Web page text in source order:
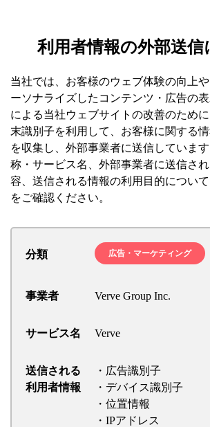
利用者情報の外部送信
当社では、お客様のウェブ体験の向上
ーソナライズしたコンテンツ・広告の
による当社ウェブサイトの改善のため
末識別子を利用して、お客様に関する情
を収集し、外部事業者に送信していま
称・サービス名、外部事業者に送信さ
容、送信される情報の利用目的につい
をご確認ください。
分類 広告・マーケティング
事業者 Verve Group Inc.
サービス名 Verve
送信される
利用者情報
・広告識別子
・デバイス識別子
・位置情報
・IPアドレス